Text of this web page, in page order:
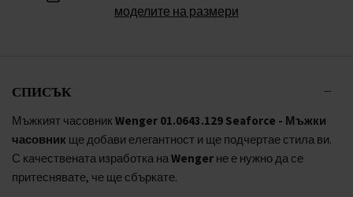
моделите на размери
СПИСЪК
Мъжкият часовник Wenger 01.0643.129 Seaforce - Мъжки
часовник ще добави елегантност и ще подчертае стила ви.
С качествената изработка наWenger не е нужно да се
притеснявате, че ще сбъркате.